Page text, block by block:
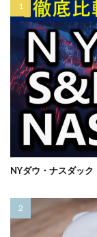
NYダウ・ナスダック